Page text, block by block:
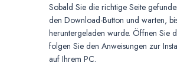
Sobald Sie die richtige Seite
den Download-Button und warten,
heruntergeladen wurde. Öffnen Sie
folgen Sie den Anweisungen zur
auf Ihrem PC.